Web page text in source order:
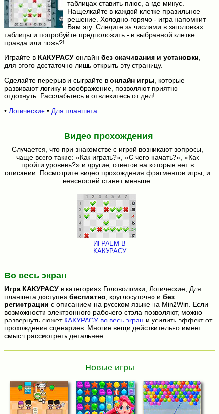
таблицах ставить плюс, а где минус.
Нащелкайте в каждой клетке правильное
решение. Холодно-горячо - игра напомнит
Вам эту. Следите за числами в заголовках
таблицы и попробуйте предположить - в выбранной клетке
правда или ложь?!
Играйте в КАКУРАСУонлайн без скачивания и установки,
для этого достаточно лишь открыть эту страницу.
Сделайте перерыв и сыграйте в онлайн игры , которые
развивают логику и воображение, позволяют приятно
отдохнуть. Расслабьтесь и отвлекитесь от дел!
• Логические• Для планшета
Видео прохождения
Случается, что при знакомстве с игрой возникают вопросы,
чаще всего такие: «Как играть?», «С чего начать?», «Как
пройти уровень?» и другие, ответов на которые нет в
описании. Посмотрите видео прохождения фрагментов игры, и
неясностей станет меньше.
ИГРАЕМ В
КАКУРАСУ
Во весь экран
Игра КАКУРАСУв категориях Головоломки, Логические, Для
планшета доступна бесплатно, круглосуточно и без
регистрации с описанием на русском языке на Min2Win. Если
возможности электронного рабочего стола позволяют, можно
развернуть сюжет КАКУРАСУ во весь экран и усилить эффект от
прохождения сценариев. Многие вещи действительно имеет
смысл рассмотреть детальнее.
Новые игры